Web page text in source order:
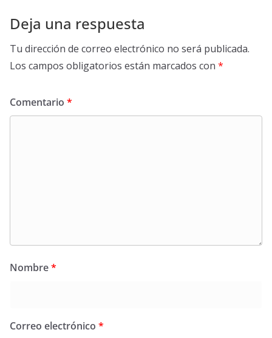
Deja una respuesta
Tu dirección de correo electrónico no será publicada.
Los campos obligatorios están marcados con *
Comentario *
Nombre*
Correo electrónico *